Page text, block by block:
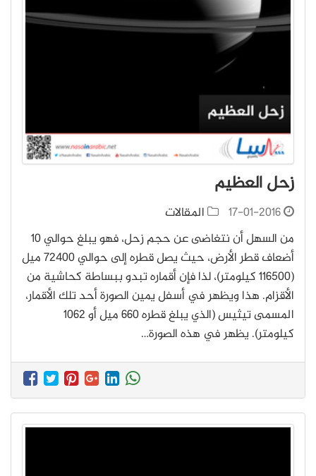
زحل العظيم
17-01-2016
المقالات
من السهل أن نتغاضى عن حجم زحل، فهو يبلغ حوالي 10
أضعاف قطر الأرض، حيث يصل قطره إلى حوالي 72400 ميل
(116500 كيلومتر)، لذا فإن أقماره تبدو ببساطة كحاشية من
الأقزام. هذا ويظهر في أسفل يمين الصورة أحد تلك الأقمار،
المسمى تيثيس (الذي يبلغ قطره 660 ميل أو 1062
كيلومتر). يظهر في هذه الصورة…